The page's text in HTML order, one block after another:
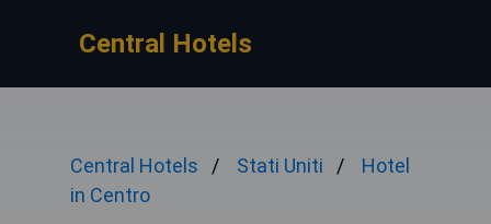
Central Hotels
Central Hotels Stati Uniti
Hotel
in Centro